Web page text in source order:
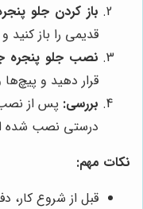
باز کردن جلو
قدیمی را باز کنید
نصب جلو پنجره
قرار دهید و
بررسی: پس از
درستی نصب شده
نکات مهم:
قبل از شروع کار،